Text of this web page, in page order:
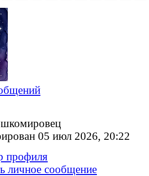
05 июл 2026, 20:22
профиля
личное сообщение